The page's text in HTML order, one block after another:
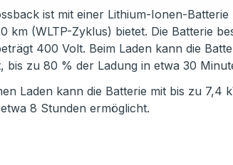
ist mit einer Lithium-Ionen-
km (WLTP-Zyklus) bietet. Die Batterie
400 Volt. Beim Laden kann die
bis zu 80 % der Ladung in etwa 30
Laden kann die Batterie mit bis zu
8 Stunden ermöglicht.